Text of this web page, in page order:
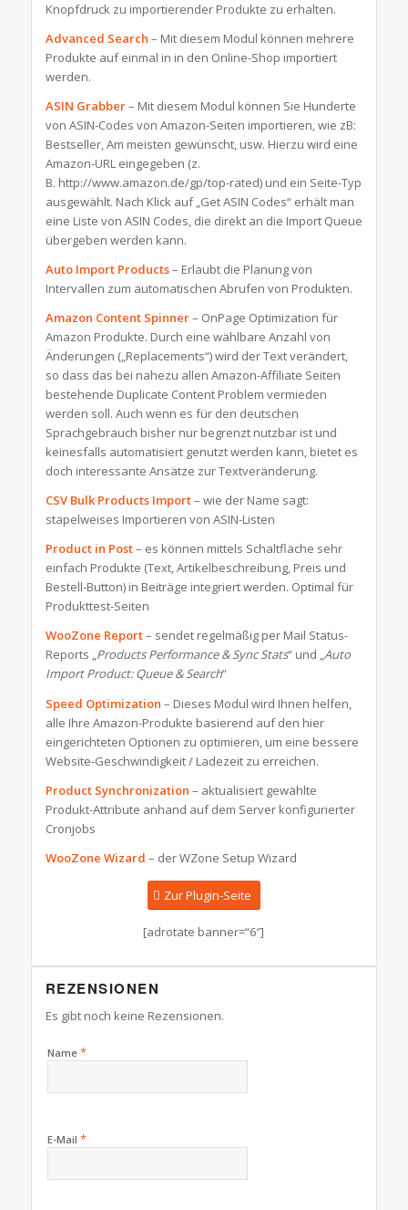
Knopfdruck zu importierender Produkte zu erhalten.
Advanced Search – Mit diesem Modul können mehrere
Produkte auf einmal in in den Online-Shop importiert
werden.
ASIN Grabber– Mit diesem Modul können Sie Hunderte
von ASIN-Codes von Amazon-Seiten importieren, wie zB:
Bestseller, Am meisten gewünscht, usw. Hierzu wird eine
Amazon-URL eingegeben (z.
B. http://www.amazon.de/gp/top-rated) und ein Seite-Typ
ausgewählt. Nach Klick auf „Get ASIN Codes“ erhält man
eine Liste von ASIN Codes, die direkt an die Import Queue
übergeben werden kann.
Auto Import Products– Erlaubt die Planung von
Intervallen zum automatischen Abrufen von Produkten.
Amazon Content Spinner– OnPage Optimization für
Amazon Produkte. Durch eine wählbare Anzahl von
Änderungen („Replacements“) wird der Text verändert,
so dass das bei nahezu allen Amazon-Affiliate Seiten
bestehende Duplicate Content Problem vermieden
werden soll. Auch wenn es für den deutschen
Sprachgebrauch bisher nur begrenzt nutzbar ist und
keinesfalls automatisiert genutzt werden kann, bietet es
doch interessante Ansätze zur Textveränderung.
CSV Bulk Products Import– wie der Name sagt:
stapelweises Importieren von ASIN-Listen
Product in Post– es können mittels Schaltfläche sehr
einfach Produkte (Text, Artikelbeschreibung, Preis und
Bestell-Button) in Beiträge integriert werden. Optimal für
Produkttest-Seiten
WooZone Report– sendet regelmäßig per Mail Status-
Reports „Products Performance & Sync Stats“ und „Auto
Import Product: Queue & Search“
Speed Optimization – Dieses Modul wird Ihnen helfen,
alle Ihre Amazon-Produkte basierend auf den hier
eingerichteten Optionen zu optimieren, um eine bessere
Website-Geschwindigkeit / Ladezeit zu erreichen.
Product Synchronization – aktualisiert gewählte
Produkt-Attribute anhand auf dem Server konfigurierter
Cronjobs
WooZone Wizard – der WZone Setup Wizard
Zur Plugin-Seite
[adrotate banner=“6″]
REZENSIONEN
Es gibt noch keine Rezensionen.
Name *
E-Mail *